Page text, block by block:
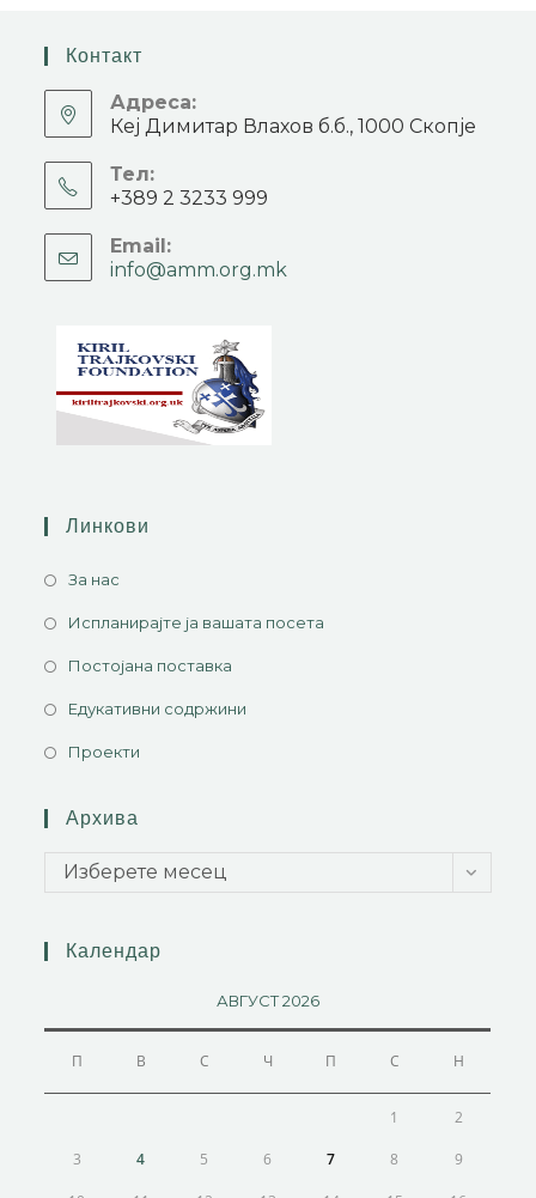
Контакт
Адреса:
Кеј Димитар Влахов б.б., 1000 Скопје
Тел:
+389 2 3233 999
Email:
info@amm.org.mk
Линкови
За нас
Испланирајте ја вашата посета
Постојана поставка
Едукативни содржини
Проекти
Архива
Изберете месец
Календар
АВГУСТ 2026
П В С Ч П С Н
1 2
3 4 5 6 7 8 9